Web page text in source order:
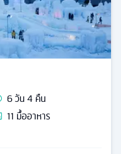
6วัน4 คืน
11 มื้ออาหาร